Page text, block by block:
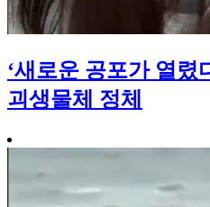
‘새로운 공포가 열
괴생물체 정체